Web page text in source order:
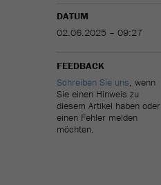
DATUM
02.06.2025 – 09:27
FEEDBACK
Schreiben Sie uns, wenn
Sie einen Hinweis zu
diesem Artikel haben oder
einen Fehler melden
möchten.